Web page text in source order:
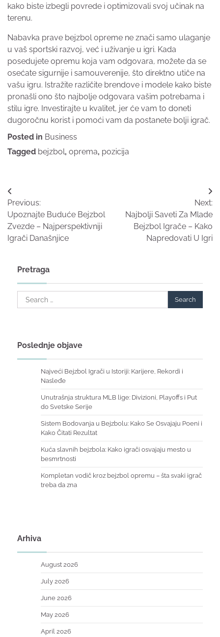
kako biste izbegli povrede i optimizovali svoj učinak na
terenu.
Nabavka prave bejzbol opreme ne znači samo ulaganje
u vaš sportski razvoj, već i uživanje u igri. Kada
posedujete opremu koja vam odgovara, možete da se
osećate sigurnije i samouverenije, što direktno utiče na
vašu igru. Istražite različite brendove i modele kako biste
pronašli ono što najbolje odgovara vašim potrebama i
stilu igre. Investirajte u kvalitet, jer će vam to doneti
dugoročnu korist i pomoći vam da postanete bolji igrač.
Posted in Business
Tagged bejzbol, oprema, pozicija
Post
navigation
Previous:
Upoznajte Buduće Bejzbol
Zvezde – Najperspektivniji
Igrači Današnjice
Next:
Najbolji Saveti Za Mlade
Bejzbol Igrače – Kako
Napredovati U Igri
Pretraga
Search
for:
Poslednje objave
Najveći Bejzbol Igrači u Istoriji: Karijere, Rekordi i
Nasleđe
Unutrašnja struktura MLB lige: Divizioni, Playoffs i Put
do Svetske Serije
Sistem Bodovanja u Bejzbolu: Kako Se Osvajaju Poeni i
Kako Čitati Rezultat
Kuća slavnih bejzbola: Kako igrači osvajaju mesto u
besmrtnosti
Kompletan vodič kroz bejzbol opremu – šta svaki igrač
treba da zna
Arhiva
August 2026
July 2026
June 2026
May 2026
April 2026